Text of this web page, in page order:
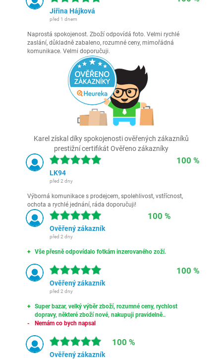
Jiřina Hájková
před 1 dnem
Naprostá spokojenost. Zboží odpovídá foto. Velmi rychlé
zaslání, důkladně zabaleno, rozumné ceny, mimořádná
komunikace. Velmi doporučuji.
Karel získal díky spokojenosti ověřených zákazníků
prestižní certifikát Ověřeno zákazníky
100 %
LK94
před 2 dny
Výborná komunikace s prodejcem, spolehlivost, vstřícnost,
ochota a rychlé jednání, ráda doporučuji!
100 %
Ověřený zákazník
před 2 dny
Vše přesně odpovídalo fotkám inzerovaného zoží.
100 %
Ověřený zákazník
před 2 dny
Super bazar, velký výběr zboží, rozumné ceny, rychlost
dopravy, některé zboží nové, nakupuji pravidelně..
Nemám co bych napsal
100 %
Ověřený zákazník